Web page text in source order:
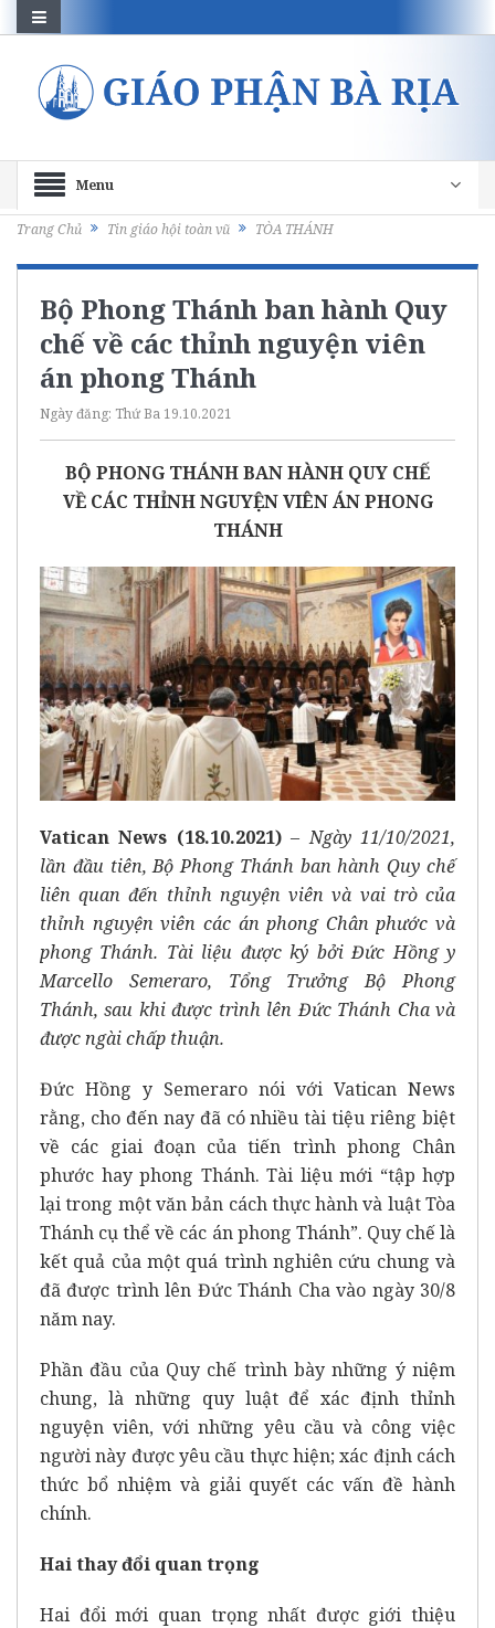
Menu
Trang Chủ Tin giáo hội toàn vũ TÒA THÁNH
Bộ Phong Thánh ban hành Quy
chế về các thỉnh nguyện viên
án phong Thánh
Ngày đăng: Thứ Ba 19.10.2021
BỘ PHONG THÁNH BAN HÀNH QUY CHẾ
VỀ CÁC THỈNH NGUYỆN VIÊN ÁN PHONG
THÁNH
Vatican News (18.10.2021)–Ngày 11/10/2021,
lần đầu tiên, Bộ Phong Thánh ban hành Quy chế
liên quan đến thỉnh nguyện viên và vai trò của
thỉnh nguyện viên các án phong Chân phước và
phong Thánh. Tài liệu được ký bởi Đức Hồng y
Marcello Semeraro, Tổng Trưởng Bộ Phong
Thánh, sau khi được trình lên Đức Thánh Cha và
được ngài chấp thuận.
Đức Hồng y Semeraro nói với Vatican News
rằng, cho đến nay đã có nhiều tài tiệu riêng biệt
về các giai đoạn của tiến trình phong Chân
phước hay phong Thánh. Tài liệu mới “tập hợp
lại trong một văn bản cách thực hành và luật Tòa
Thánh cụ thể về các án phong Thánh”. Quy chế là
kết quả của một quá trình nghiên cứu chung và
đã được trình lên Đức Thánh Cha vào ngày 30/8
năm nay.
Phần đầu của Quy chế trình bày những ý niệm
chung, là những quy luật để xác định thỉnh
nguyện viên, với những yêu cầu và công việc
người này được yêu cầu thực hiện; xác định cách
thức bổ nhiệm và giải quyết các vấn đề hành
chính.
Hai thay đổi quan trọng
Hai đổi mới quan trọng nhất được giới thiệu